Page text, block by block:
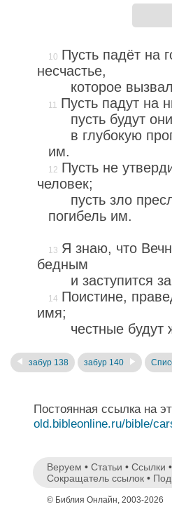
Пусть падёт на
несчастье,
которое
Пусть падут на
пусть будут
в глубокую
им.
Пусть не
человек;
пусть зло
погибель им.
Я знаю, что
бедным
и заступится
Поистине,
имя;
честные будут
забур 138 забур 140
Постоянная ссылка на
old.bibleonline.ru/bible/
Веруем • Статьи • Ссылки
Сокращатель ссылок •
© Библия Онлайн, 2003-2026